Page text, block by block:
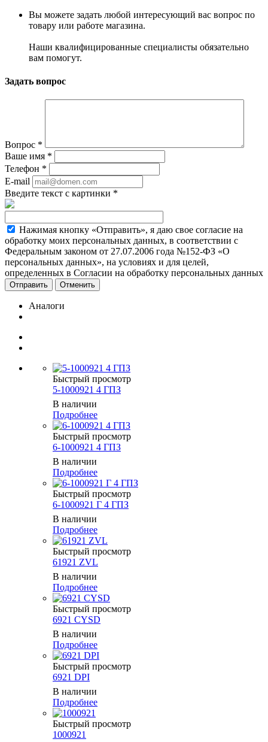
Вы можете задать любой интересующий вас вопрос по
товару или работе магазина.
Наши квалифицированные специалисты обязательно
вам помогут.
Задать вопрос
Вопрос *
Ваше имя *
Телефон *
E-mail
Введите текст с картинки *
Нажимая кнопку «Отправить», я даю свое согласие на
обработку моих персональных данных, в соответствии с
Федеральным законом от 27.07.2006 года №152-ФЗ «О
персональных данных», на условиях и для целей,
определенных в Согласии на обработку персональных данных
Отменить
Аналоги
Быстрый просмотр
5-1000921 4 ГПЗ
В наличии
Подробнее
Быстрый просмотр
6-1000921 4 ГПЗ
В наличии
Подробнее
Быстрый просмотр
6-1000921 Г 4 ГПЗ
В наличии
Подробнее
Быстрый просмотр
61921 ZVL
В наличии
Подробнее
Быстрый просмотр
6921 CYSD
В наличии
Подробнее
Быстрый просмотр
6921 DPI
В наличии
Подробнее
Быстрый просмотр
1000921